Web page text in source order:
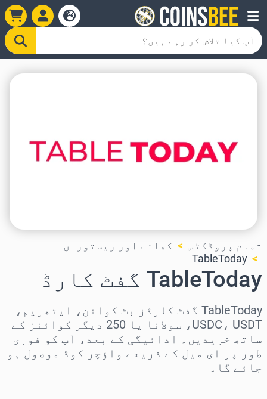
تمام پروڈکٹس
کھانے اور ریستوراں
TableToday
TableToday گفٹ کارڈ
TableToday گفٹ کارڈز بٹ کوائن، ایتھریم،
USDC، USDT، سولانا یا 250 دیگر کوائنز کے
ساتھ خریدیں۔ ادائیگی کے بعد، آپ کو فوری
طور پر ای میل کے ذریعے واؤچر کوڈ موصول ہو
جائے گا۔